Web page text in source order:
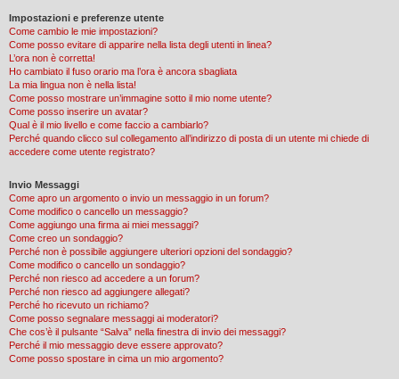
Impostazioni e preferenze utente
Come cambio le mie impostazioni?
Come posso evitare di apparire nella lista degli utenti in linea?
L’ora non è corretta!
Ho cambiato il fuso orario ma l’ora è ancora sbagliata
La mia lingua non è nella lista!
Come posso mostrare un’immagine sotto il mio nome utente?
Come posso inserire un avatar?
Qual è il mio livello e come faccio a cambiarlo?
Perché quando clicco sul collegamento all’indirizzo di posta di un utente mi chiede di
accedere come utente registrato?
Invio Messaggi
Come apro un argomento o invio un messaggio in un forum?
Come modifico o cancello un messaggio?
Come aggiungo una firma ai miei messaggi?
Come creo un sondaggio?
Perché non è possibile aggiungere ulteriori opzioni del sondaggio?
Come modifico o cancello un sondaggio?
Perché non riesco ad accedere a un forum?
Perché non riesco ad aggiungere allegati?
Perché ho ricevuto un richiamo?
Come posso segnalare messaggi ai moderatori?
Che cos’è il pulsante “Salva” nella finestra di invio dei messaggi?
Perché il mio messaggio deve essere approvato?
Come posso spostare in cima un mio argomento?